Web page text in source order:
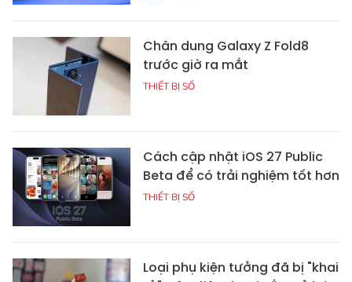
Chân dung Galaxy Z Fold8
trước giờ ra mắt
THIẾT BỊ SỐ
Cách cập nhật iOS 27 Public
Beta để có trải nghiệm tốt hơn
THIẾT BỊ SỐ
Loại phụ kiện tưởng đã bị "khai